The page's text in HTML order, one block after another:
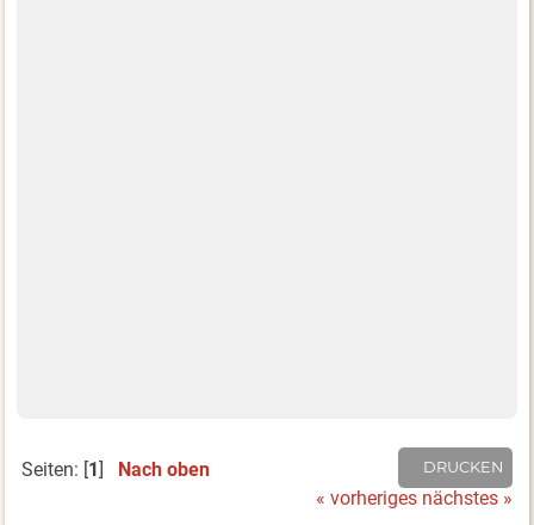
DRUCKEN
Seiten: [1] Nach oben
« vorheriges nächstes »